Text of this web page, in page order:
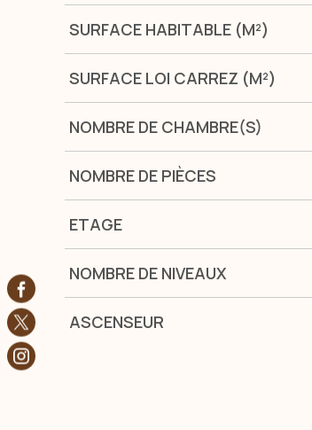
SURFACE HABITABLE (M²)
SURFACE LOI CARREZ (M²)
NOMBRE DE CHAMBRE(S)
NOMBRE DE PIÈCES
ETAGE
NOMBRE DE NIVEAUX
ASCENSEUR